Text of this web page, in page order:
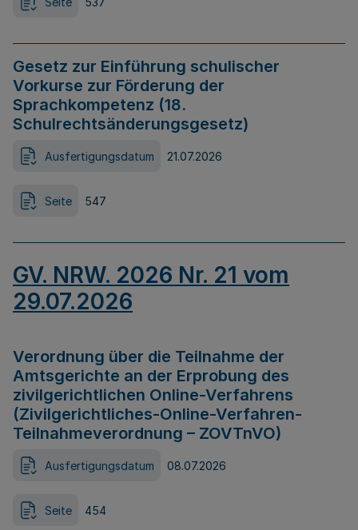
Gesetz zur Einführung schulischer
Vorkurse zur Förderung der
Sprachkompetenz (18.
Schulrechtsänderungsgesetz)
Ausfertigungsdatum 21.07.2026
Seite 547
GV. NRW. 2026 Nr. 21 vom
29.07.2026
Verordnung über die Teilnahme der
Amtsgerichte an der Erprobung des
zivilgerichtlichen Online-Verfahrens
(Zivilgerichtliches-Online-Verfahren-
Teilnahmeverordnung – ZOVTnVO)
Ausfertigungsdatum 08.07.2026
Seite 454